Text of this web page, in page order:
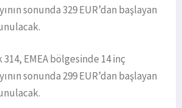
sonunda 329 EUR’dan başlayan
EMEA bölgesinde 14 inç
sonunda 299 EUR’dan başlayan